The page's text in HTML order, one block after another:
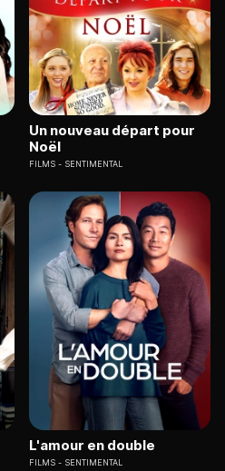
Un nouveau départ pour
Noël
FILMS SENTIMENTAL
L'amour en double
FILMS SENTIMENTAL